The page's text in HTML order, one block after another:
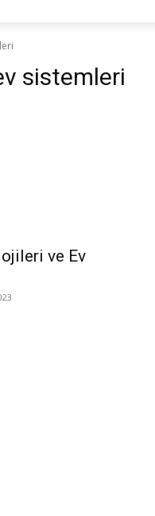
sistemleri
ve Ev